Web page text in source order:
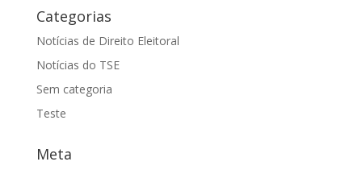
Categorias
Notícias de Direito Eleitoral
Notícias do TSE
Sem categoria
Teste
Meta